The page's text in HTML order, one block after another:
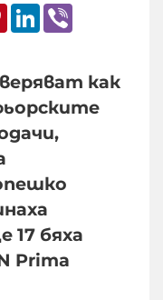
Pinterest
LinkedIn
как
17 бяха
Prima